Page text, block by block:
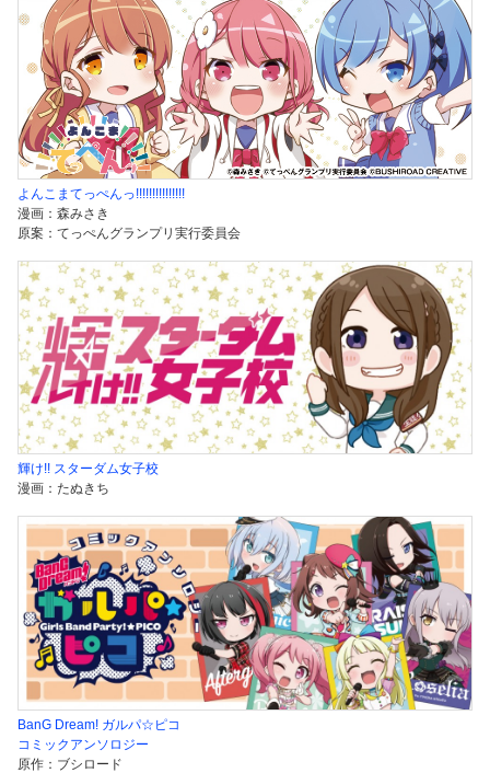
よんこまてっぺんっ!!!!!!!!!!!!!!!
漫画：森みさき
原案：てっぺんグランプリ実行委員会
輝け!! スターダム女子校
漫画：たぬきち
BanG Dream! ガルパ☆ピコ
コミックアンソロジー
原作：ブシロード